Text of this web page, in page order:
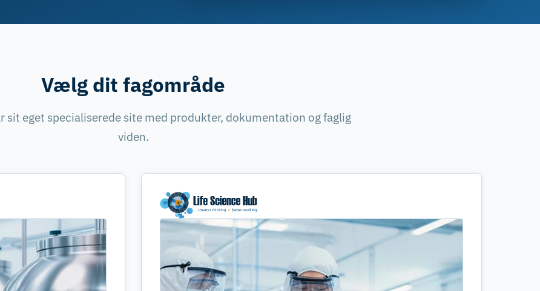
Vælg dit fagområde
sit eget specialiserede site med produkter, dokumentation og faglig
viden.